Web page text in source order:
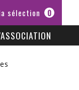
sélection 0